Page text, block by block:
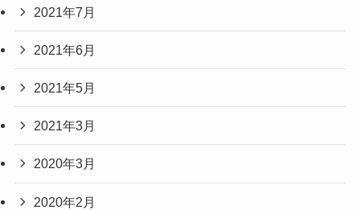
2021年7月
2021年6月
2021年5月
2021年3月
2020年3月
2020年2月